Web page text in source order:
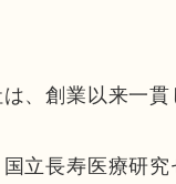
、創業以来一
立長寿医療研